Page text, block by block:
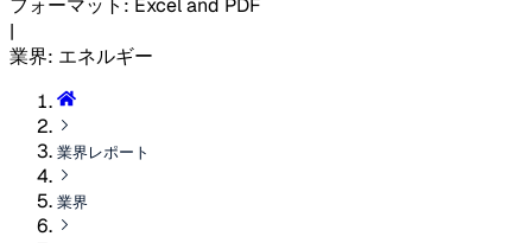
|
業界: エネルギー
業界レポート
業界